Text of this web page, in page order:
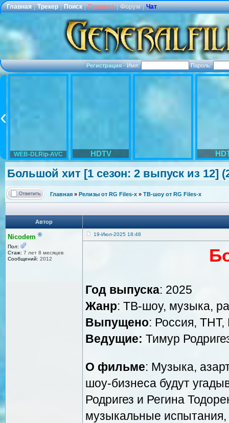
Главная | Трекер | Поиск | Правила | Форум | Чат
Регистрация·Имя: Пароль:
WEB-DLRip-AVC HDTV
Большой хит [1 сезон: 2 выпуск из 12]
Главная » Релизы от RG Files-x » ТВ-шоу от RG Files-x
Автор
Nicodem ®
Пол:
Стаж: 7 лет 8 месяцев
Сообщений: 2012
19-Июл-2025 18:48
Год выпуска: 2025
Жанр: ТВ-шоу, музыка,
Выпущено: Россия,
Ведущие: Тимур
О фильме: Музыка,
шоу-бизнеса будут
Родригез и Регина
музыкальные